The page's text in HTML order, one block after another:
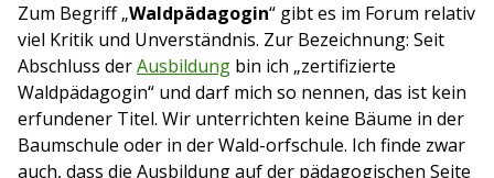
Zum Begriff „Waldpädagogin“ gibt es im Forum relativ
viel Kritik und Unverständnis. Zur Bezeichnung: Seit
Abschluss derAusbildung bin ich „zertifizierte
Waldpädagogin“ und darf mich so nennen, das ist kein
erfundener Titel. Wir unterrichten keine Bäume in der
Baumschule oder in der Wald-orfschule. Ich finde zwar
auch, dass die Ausbildung auf der pädagogischen Seite